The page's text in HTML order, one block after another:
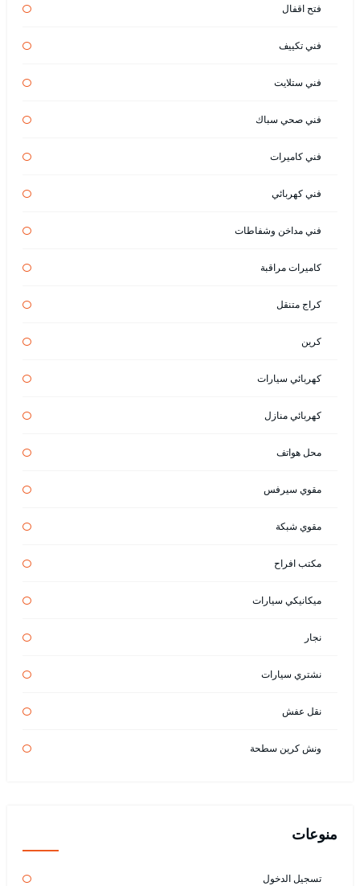
فتح اقفال
فني تكييف
فني ستلايت
فني صحي سباك
فني كاميرات
فني كهربائي
فني مداخن وشفاطات
كاميرات مراقبة
كراج متنقل
كرين
كهربائي سيارات
كهربائي منازل
محل هواتف
مقوي سيرفس
مقوي شبكة
مكتب افراح
ميكانيكي سيارات
نجار
نشتري سيارات
نقل عفش
ونش كرين سطحة
منوعات
تسجيل الدخول